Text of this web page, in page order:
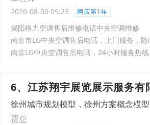
2026-08-06 09:23 网店第1年
揭阳格力空调售后维修电话中央空调维修
南京市LG中央空调售后电话，上门服务，随
南京LG中央空调售后电话，24小时服务热线
6、江苏翔宇展览展示服务有
徐州城市规划模型，徐州方案概念模
贾总